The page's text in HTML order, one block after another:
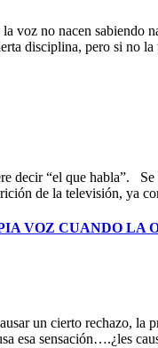
voz no nacen
disciplina, pero si no
decir “el que habla”.
de la televisión, ya
VOZ CUANDO LA
un cierto rechazo,
esa sensación….¿les